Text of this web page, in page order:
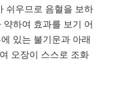
쉬우므로 음혈을 보하
하여 효과를 보기 어
있는 불기운과 아래
오장이 스스로 조화